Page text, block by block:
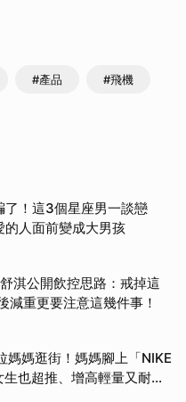
#產品 #飛機
了！這3個星座男一談戀
的人面前變成大男孩
淇公開飲控思路：戒掉這
減重更要注意這幾件事！
媽媽逛街！媽媽腳上「NIKE
也超推、增高輕量又耐